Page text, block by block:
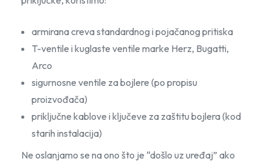
armirana creva standardnog i pojačanog pritiska
T-ventile i kuglaste ventile marke Herz, Bugatti,
Arco
sigurnosne ventile za bojlere (po propisu
proizvođača)
priključne kablove i ključeve za zaštitu bojlera (kod
starih instalacija)
Ne oslanjamo se na ono što je “došlo uz uređaj” ako